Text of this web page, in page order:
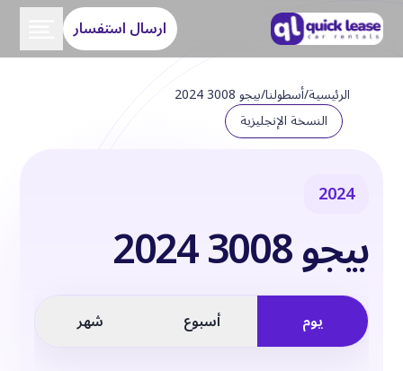
ارسال استفسار
الرئيسية/أسطولنا/بيجو 3008 2024
النسخة الإنجليزية
2024
بيجو 3008 2024
يوم أسبوع شهر